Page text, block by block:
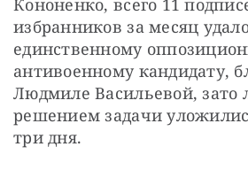
Кононенко, всего 11
избранников за месяц
единственному
антивоенному кандидату,
Людмиле Васильевой, зато
решением задачи
три дня.